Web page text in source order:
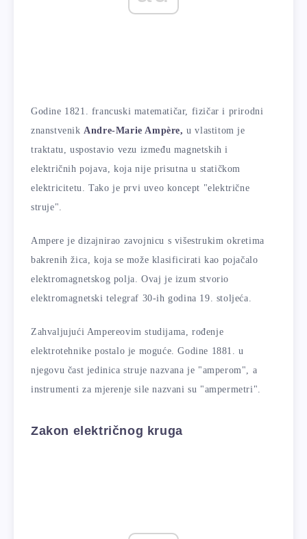
Godine 1821. francuski matematičar, fizičar i prirodni
znanstvenikAndre-Marie Ampère, u vlastitom je
traktatu, uspostavio vezu između magnetskih i
električnih pojava, koja nije prisutna u statičkom
elektricitetu. Tako je prvi uveo koncept "električne
struje".
Ampere je dizajnirao zavojnicu s višestrukim okretima
bakrenih žica, koja se može klasificirati kao pojačalo
elektromagnetskog polja. Ovaj je izum stvorio
elektromagnetski telegraf 30-ih godina 19. stoljeća.
Zahvaljujući Ampereovim studijama, rođenje
elektrotehnike postalo je moguće. Godine 1881. u
njegovu čast jedinica struje nazvana je "amperom", a
instrumenti za mjerenje sile nazvani su "ampermetri".
Zakon električnog kruga